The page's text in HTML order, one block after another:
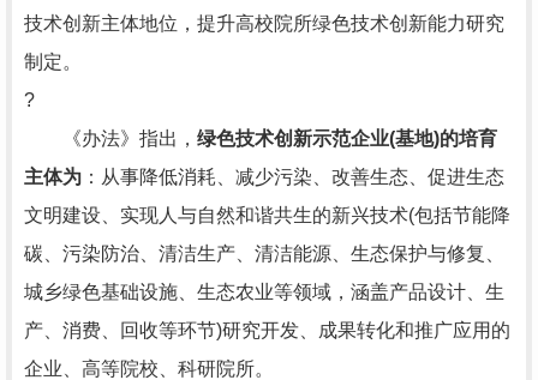
技术创新主体地位，提升高校院所绿色技术创新能力研究
制定。
?
《办法》指出， 绿色技术创新示范企业(基地)的培育
主体为 ：从事降低消耗、减少污染、改善生态、促进生态
文明建设、实现人与自然和谐共生的新兴技术(包括节能降
碳、污染防治、清洁生产、清洁能源、生态保护与修复、
城乡绿色基础设施、生态农业等领域，涵盖产品设计、生
产、消费、回收等环节)研究开发、成果转化和推广应用的
企业、高等院校、科研院所。